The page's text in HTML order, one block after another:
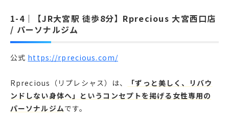
【JR大宮駅 徒歩8分】Rprecious 大宮西口店
/ パーソナルジム
公式 https://rprecious.com/
Rprecious（リプレシャス）は、
「ずっと美しく、リバウ
ンドしない身体へ」というコンセプトを掲げる女性専用の
パーソナルジムです。